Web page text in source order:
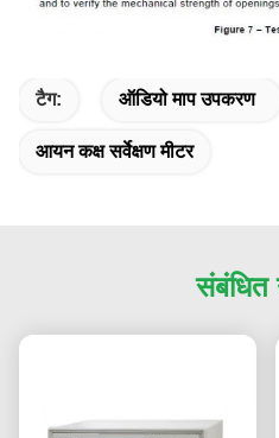
टैग: ऑडियो माप उपकरण
आयन कक्ष सर्वेक्षण मीटर
संबंधित